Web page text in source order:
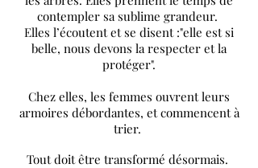
contempler sa sublime grandeur.
Elles l’écoutent et se disent :"elle est si
belle, nous devons la respecter et la
protéger".
Chez elles, les femmes ouvrent leurs
armoires débordantes, et commencent à
trier.
Tout doit être transformé désormais.